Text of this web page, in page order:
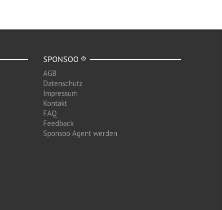
SPONSOO ®
AGB
Datenschutz
Impressum
Kontakt
FAQ
Feedback
Sponsoo Agent werden